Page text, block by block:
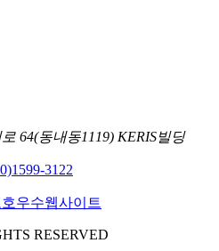
64(동내동1119) KERIS빌딩
1599-3122
RESERVED